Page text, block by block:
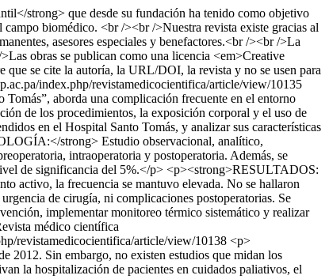
strong> que desde su fundación ha tenido como objetivo
biomédico. <br /><br />Nuestra revista existe gracias al
asesores especiales y benefactores.<br /><br />La
obras se publican como una licencia <em>Creative
se cite la autoría, la URL/DOI, la revista y no se usen para
index.php/revistamedicocientifica/article/view/10135
aborda una complicación frecuente en el entorno
de los procedimientos, la exposición corporal y el uso de
en el Hospital Santo Tomás, y analizar sus características
strong> Estudio observacional, analítico,
intraoperatoria y postoperatoria. Además, se
de significancia del 5%.</p> <p><strong>RESULTADOS:
activo, la frecuencia se mantuvo elevada. No se hallaron
de cirugía, ni complicaciones postoperatorias. Se
implementar monitoreo térmico sistemático y realizar
médico científica
revistamedicocientifica/article/view/10138 <p>
2012. Sin embargo, no existen estudios que midan los
la hospitalización de pacientes en cuidados paliativos, el